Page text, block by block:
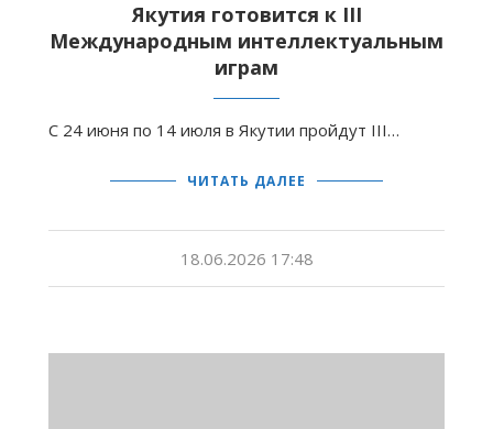
Якутия готовится к III
Международным интеллектуальным
играм
С 24 июня по 14 июля в Якутии пройдут III…
ЧИТАТЬ ДАЛЕЕ
18.06.2026 17:48